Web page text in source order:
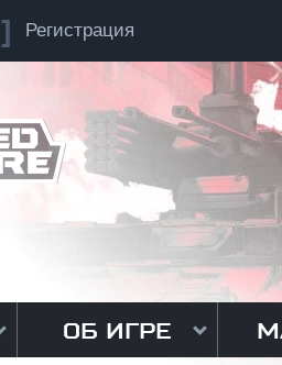
Регистрация
ОБ ИГРЕ